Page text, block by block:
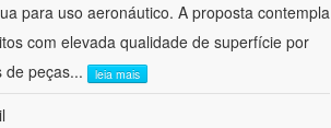
para uso aeronáutico. A proposta contempla
com elevada qualidade de superfície por
de peças... leia mais